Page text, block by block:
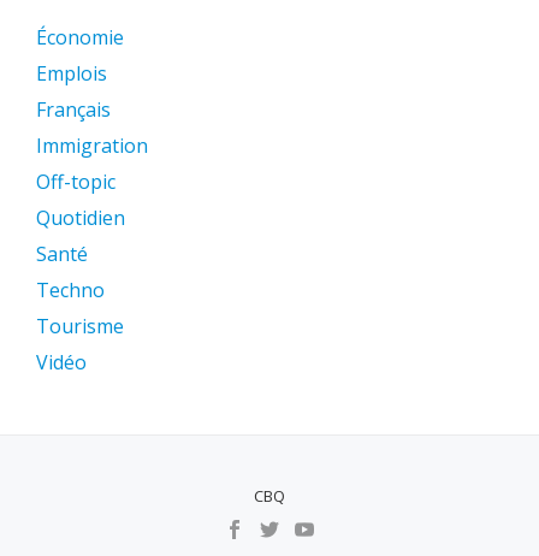
Économie
Emplois
Français
Immigration
Off-topic
Quotidien
Santé
Techno
Tourisme
Vidéo
CBQ